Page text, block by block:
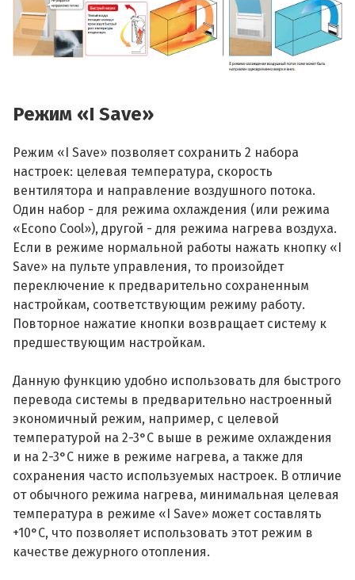
Режим «I Save»
Режим «I Save» позволяет сохранить 2 набора
настроек: целевая температура, скорость
вентилятора и направление воздушного потока.
Один набор - для режима охлаждения (или режима
«Econo Cool»), другой - для режима нагрева воздуха.
Если в режиме нормальной работы нажать кнопку «I
Save» на пульте управления, то произойдет
переключение к предварительно сохраненным
настройкам, соответствующим режиму работу.
Повторное нажатие кнопки возвращает систему к
предшествующим настройкам.
Данную функцию удобно использовать для быстрого
перевода системы в предварительно настроенный
экономичный режим, например, с целевой
температурой на 2-3°С выше в режиме охлаждения
и на 2-3°С ниже в режиме нагрева, а также для
сохранения часто используемых настроек. В отличие
от обычного режима нагрева, минимальная целевая
температура в режиме «I Save» может составлять
+10°С, что позволяет использовать этот режим в
качестве дежурного отопления.